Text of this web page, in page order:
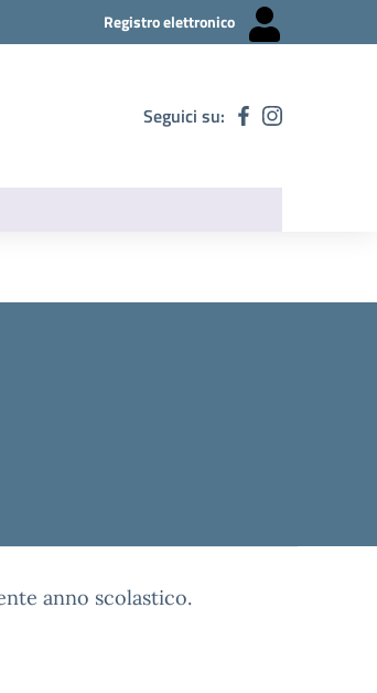
Registro elettronico
Seguici su:
anno scolastico.